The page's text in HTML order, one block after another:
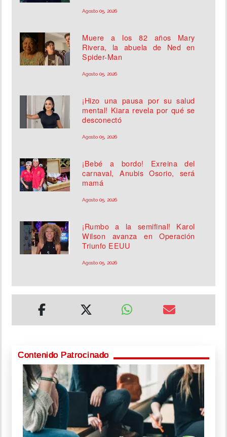
Agosto 05, 2026
Muere a los 82 años Mary
Rivera, la abuela de Ned en
Spider-Man
Agosto 05, 2026
¡Hizo una pausa por su salud
mental! Kiara revela por qué se
desconectó
Agosto 05, 2026
¡Bebé a bordo! Exreina del
carnaval, Anubis Osorio, será
mamá
Agosto 05, 2026
¡Rumbo a la semifinal! Karol
Wilson avanza en Operación
Triunfo EEUU
Agosto 05, 2026
Contenido Patrocinado